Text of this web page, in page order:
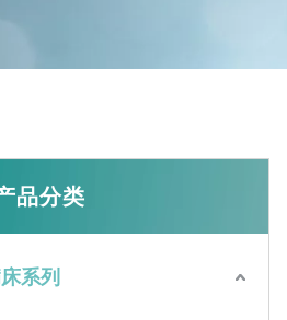
器系列
品分类
系列